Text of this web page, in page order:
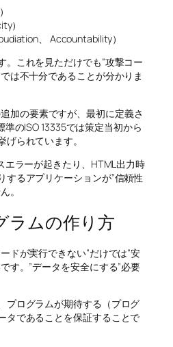
）
、 Accountability）
。これを見ただけでも”攻撃コー
は不十分であることが分かりま
加の要素ですが、最初に定義さ
のISO 13335では策定当初から
られています。
エラーが起きたり、HTML出力時
するアプリケーションが”信頼性
。
ラムの作り方
ドが実行できない”だけでは”安
す。”データを安全にする”必要
プログラムが期待する（プログ
タであることを保証することで